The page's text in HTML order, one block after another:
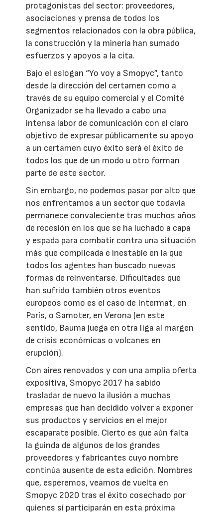
protagonistas del sector: proveedores,
asociaciones y prensa de todos los
segmentos relacionados con la obra pública,
la construcción y la minería han sumado
esfuerzos y apoyos a la cita.
Bajo el eslogan “Yo voy a Smopyc”, tanto
desde la dirección del certamen como a
través de su equipo comercial y el Comité
Organizador se ha llevado a cabo una
intensa labor de comunicación con el claro
objetivo de expresar públicamente su apoyo
a un certamen cuyo éxito será el éxito de
todos los que de un modo u otro forman
parte de este sector.
Sin embargo, no podemos pasar por alto que
nos enfrentamos a un sector que todavía
permanece convaleciente tras muchos años
de recesión en los que se ha luchado a capa
y espada para combatir contra una situación
más que complicada e inestable en la que
todos los agentes han buscado nuevas
formas de reinventarse. Dificultades que
han sufrido también otros eventos
europeos como es el caso de Intermat, en
París, o Samoter, en Verona (en este
sentido, Bauma juega en otra liga al margen
de crisis económicas o volcanes en
erupción).
Con aires renovados y con una amplia oferta
expositiva, Smopyc 2017 ha sabido
trasladar de nuevo la ilusión a muchas
empresas que han decidido volver a exponer
sus productos y servicios en el mejor
escaparate posible. Cierto es que aún falta
la guinda de algunos de los grandes
proveedores y fabricantes cuyo nombre
continúa ausente de esta edición. Nombres
que, esperemos, veamos de vuelta en
Smopyc 2020 tras el éxito cosechado por
quienes sí participarán en esta próxima